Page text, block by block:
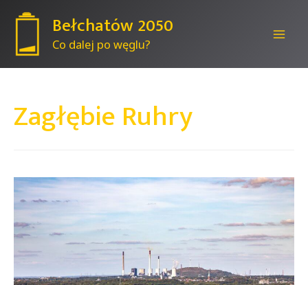
Bełchatów 2050
Co dalej po węglu?
Zagłębie Ruhry